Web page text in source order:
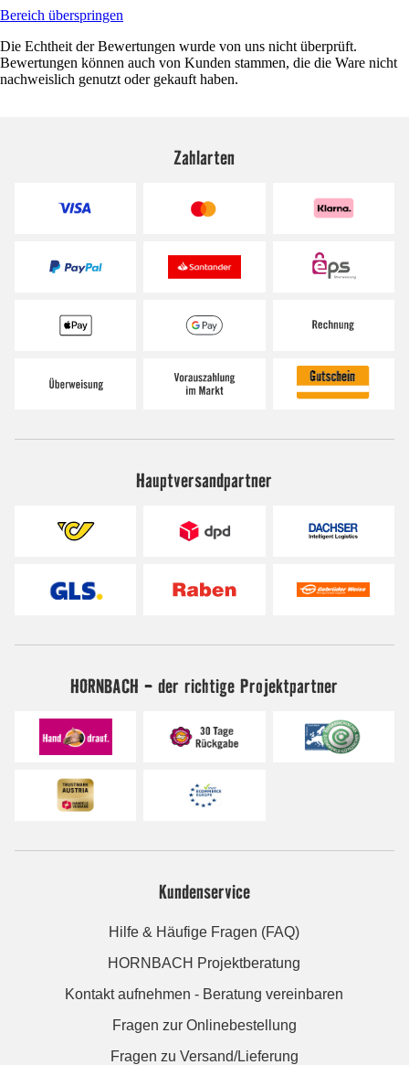
Bereich überspringen
Die Echtheit der Bewertungen wurde von uns nicht überprüft.
Bewertungen können auch von Kunden stammen, die die Ware nicht
nachweislich genutzt oder gekauft haben.
Zahlarten
Hauptversandpartner
HORNBACH - der richtige Projektpartner
Kundenservice
Hilfe & Häufige Fragen (FAQ)
HORNBACH Projektberatung
Kontakt aufnehmen - Beratung vereinbaren
Fragen zur Onlinebestellung
Fragen zu Versand/Lieferung